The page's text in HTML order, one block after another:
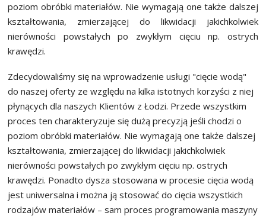
poziom obróbki materiałów. Nie wymagają one także dalszej
kształtowania, zmierzającej do likwidacji jakichkolwiek
nierówności powstałych po zwykłym cięciu np. ostrych
krawędzi.
Zdecydowaliśmy się na wprowadzenie usługi "cięcie wodą"
do naszej oferty ze względu na kilka istotnych korzyści z niej
płynących dla naszych Klientów z Łodzi. Przede wszystkim
proces ten charakteryzuje się dużą precyzją jeśli chodzi o
poziom obróbki materiałów. Nie wymagają one także dalszej
kształtowania, zmierzającej do likwidacji jakichkolwiek
nierówności powstałych po zwykłym cięciu np. ostrych
krawędzi. Ponadto dysza stosowana w procesie cięcia wodą
jest uniwersalna i można ją stosować do cięcia wszystkich
rodzajów materiałów – sam proces programowania maszyny